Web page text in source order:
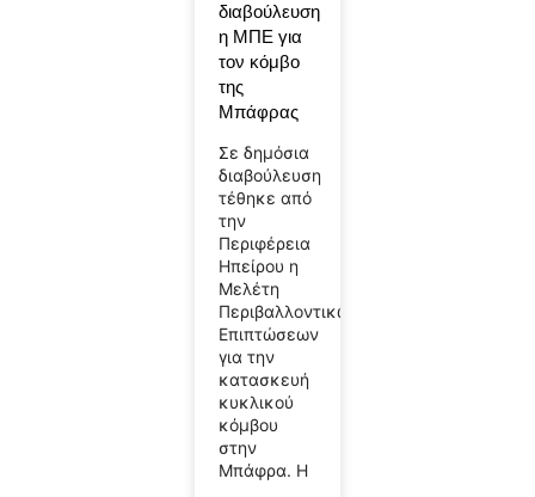
διαβούλευση
η ΜΠΕ για
τον κόμβο
της
Μπάφρας
Σε δημόσια
διαβούλευση
τέθηκε από
την
Περιφέρεια
Ηπείρου η
Μελέτη
Περιβαλλοντικών
Επιπτώσεων
για την
κατασκευή
κυκλικού
κόμβου
στην
Μπάφρα. Η